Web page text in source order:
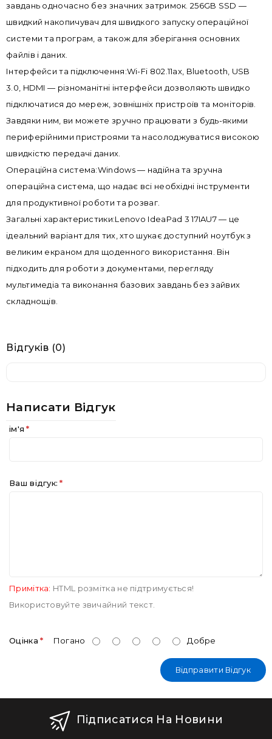
завдань одночасно без значних затримок. 256GB SSD —
швидкий накопичувач для швидкого запуску операційної
системи та програм, а також для зберігання основних
файлів і даних.
Інтерфейси та підключення:Wi-Fi 802.11ax, Bluetooth, USB
3.0, HDMI — різноманітні інтерфейси дозволяють швидко
підключатися до мереж, зовнішніх пристроїв та моніторів.
Завдяки ним, ви можете зручно працювати з будь-якими
периферійними пристроями та насолоджуватися високою
швидкістю передачі даних.
Операційна система:Windows — надійна та зручна
операційна система, що надає всі необхідні інструменти
для продуктивної роботи та розваг.
Загальні характеристики:Lenovo IdeaPad 3 17IAU7 — це
ідеальний варіант для тих, хто шукає доступний ноутбук з
великим екраном для щоденного використання. Він
підходить для роботи з документами, перегляду
мультимедіа та виконання базових завдань без зайвих
складнощів.
Відгуків (0)
Написати Відгук
ім'я
Ваш відгук:
Примітка: HTML розмітка не підтримується!
Використовуйте звичайний текст.
Оцінка Погано Добре
Відправити Відгук
Підписатися На Новини